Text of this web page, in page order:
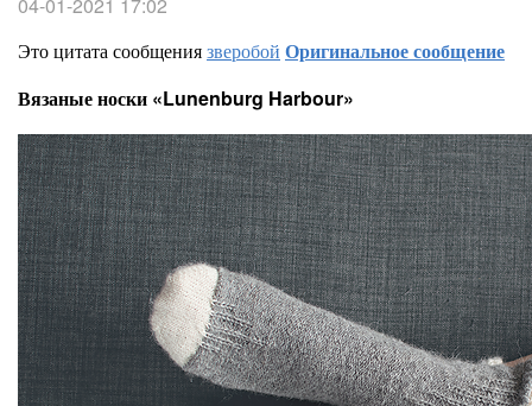
Это цитата сообщениязверобой Оригинальное сообщение
Вязаные носки «Lunenburg Harbour»